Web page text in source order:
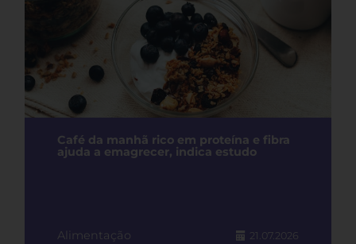
Café da manhã rico em proteína e fibra
ajuda a emagrecer, indica estudo
Alimentação 21.07.2026